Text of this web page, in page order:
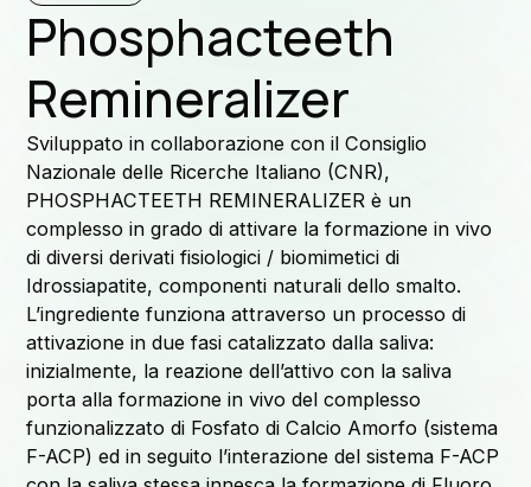
Phosphacteeth
Remineralizer
Sviluppato in collaborazione con il Consiglio
Nazionale delle Ricerche Italiano (CNR),
PHOSPHACTEETH REMINERALIZER è un
complesso in grado di attivare la formazione in vivo
di diversi derivati fisiologici / biomimetici di
Idrossiapatite, componenti naturali dello smalto.
L’ingrediente funziona attraverso un processo di
attivazione in due fasi catalizzato dalla saliva:
inizialmente, la reazione dell’attivo con la saliva
porta alla formazione in vivo del complesso
funzionalizzato di Fosfato di Calcio Amorfo (sistema
F-ACP) ed in seguito l’interazione del sistema F-ACP